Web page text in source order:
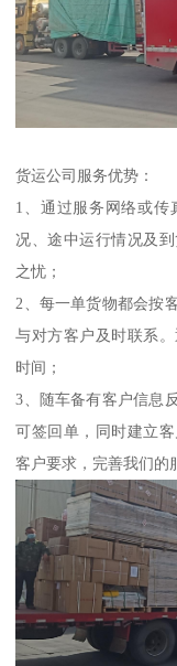
货运公司服务优势：
1、通过服务网络或传
况、途中运行情况及
之忧；
2、每一单货物都会按
与对方客户及时联系
时间；
3、随车备有客户信息
可签回单，同时建立
客户要求，完善我们的